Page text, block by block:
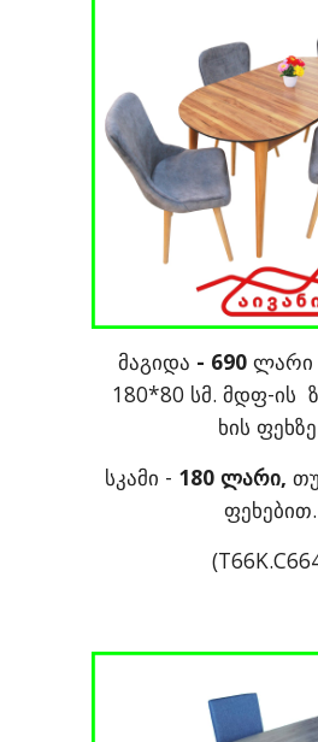
მაგიდა - 690ლარი
180*80 სმ. მდფ-ის
ხის
სკამი - 180 ლარი,
ფეხებით.